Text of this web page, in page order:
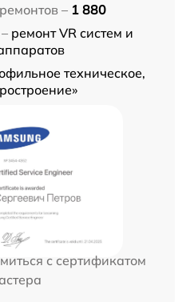
– 1 880
ремонт VR систем и
техническое,
с сертификатом